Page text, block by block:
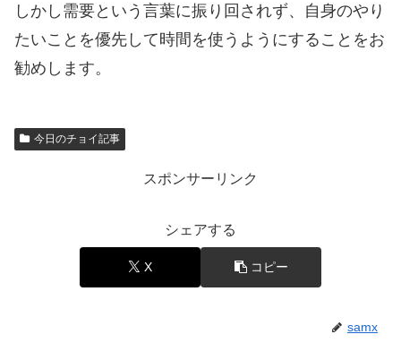
しかし需要という言葉に振り回されず、自身のやり
たいことを優先して時間を使うようにすることをお
勧めします。
今日のチョイ記事
スポンサーリンク
シェアする
X コピー
samx